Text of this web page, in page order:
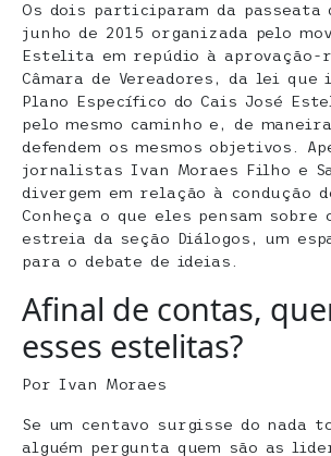
Os dois participaram da passeata
junho de 2015 organizada pelo
Estelita em repúdio à aprovação-
Câmara de Vereadores, da lei
Plano Específico do Cais José
pelo mesmo caminho e, de
defendem os mesmos objetivos.
jornalistas Ivan Moraes Filho e
divergem em relação à condução
Conheça o que eles pensam sobre
estreia da seção Diálogos, um
para o debate de ideias.
Afinal de contas,
esses estelitas?
Por Ivan Moraes
Se um centavo surgisse do nada
alguém pergunta quem são as